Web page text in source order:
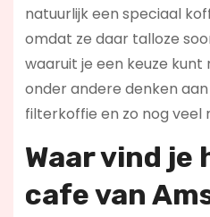
natuurlijk een speciaal
omdat ze daar talloze
waaruit je een keuze kunt
onder andere denken
filterkoffie en zo nog veel
Waar vind je
cafe van